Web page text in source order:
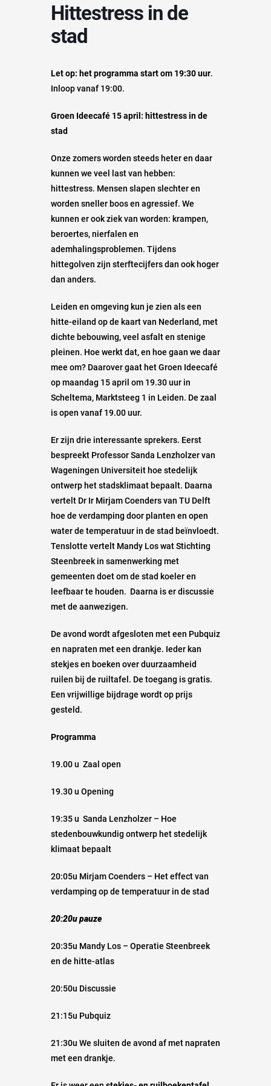
Hittestress in de
stad
Let op: het programma start om 19:30 uur.
Inloop vanaf 19:00.
Groen Ideecafé 15 april: hittestress in de
stad
Onze zomers worden steeds heter en daar
kunnen we veel last van hebben:
hittestress. Mensen slapen slechter en
worden sneller boos en agressief. We
kunnen er ook ziek van worden: krampen,
beroertes, nierfalen en
ademhalingsproblemen. Tijdens
hittegolven zijn sterftecijfers dan ook hoger
dan anders.
Leiden en omgeving kun je zien als een
hitte-eiland op de kaart van Nederland, met
dichte bebouwing, veel asfalt en stenige
pleinen. Hoe werkt dat, en hoe gaan we daar
mee om? Daarover gaat het Groen Ideecafé
op maandag 15 april om 19.30 uur in
Scheltema, Marktsteeg 1 in Leiden. De zaal
is open vanaf 19.00 uur.
Er zijn drie interessante sprekers. Eerst
bespreekt Professor Sanda Lenzholzer van
Wageningen Universiteit hoe stedelijk
ontwerp het stadsklimaat bepaalt. Daarna
vertelt Dr Ir Mirjam Coenders van TU Delft
hoe de verdamping door planten en open
water de temperatuur in de stad beïnvloedt.
Tenslotte vertelt Mandy Los wat Stichting
Steenbreek in samenwerking met
gemeenten doet om de stad koeler en
leefbaar te houden. Daarna is er discussie
met de aanwezigen.
De avond wordt afgesloten met een Pubquiz
en napraten met een drankje. Ieder kan
stekjes en boeken over duurzaamheid
ruilen bij de ruiltafel. De toegang is gratis.
Een vrijwillige bijdrage wordt op prijs
gesteld.
Programma
19.00 u Zaal open
19.30 u Opening
19:35 u Sanda Lenzholzer – Hoe
stedenbouwkundig ontwerp het stedelijk
klimaat bepaalt
20:05u Mirjam Coenders – Het effect van
verdamping op de temperatuur in de stad
20:20u pauze
20:35u Mandy Los – Operatie Steenbreek
en de hitte-atlas
20:50u Discussie
21:15u Pubquiz
21:30u We sluiten de avond af met napraten
met een drankje.